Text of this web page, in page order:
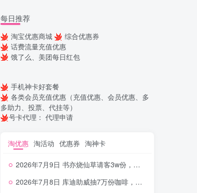
每日推荐
淘宝优惠商城
综合优惠券
话费流量充值优惠
饿了么、美团每日红包
手机神卡好套餐
各类会员充值优惠（充值优惠、会员优惠、多
多助力、投票、代挂等）
号卡代理： 代理申请
淘优惠 淘活动 优惠券 淘神卡
2026年7月9日 书亦烧仙草请客3w份，霸王茶姬3等3万免单，冰冰领可爱多，火车票购票立减等
2026年7月8日 库迪助威抽7万份咖啡，美团10元券包，10元话费，中信月刷月有礼等